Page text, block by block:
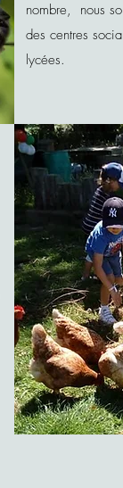
nombre, nous
des centres
lycées.